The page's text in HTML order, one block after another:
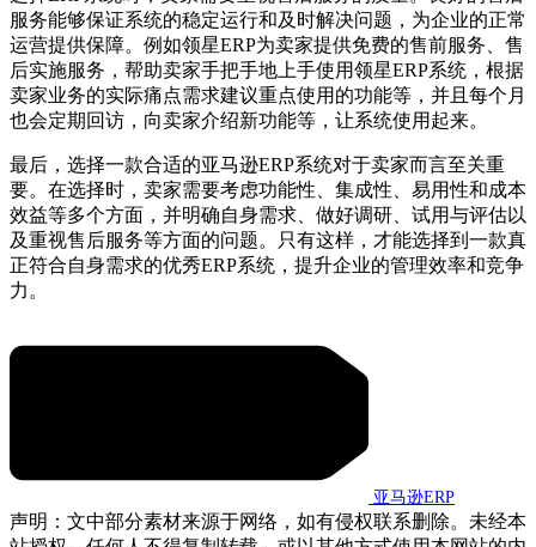
服务能够保证系统的稳定运行和及时解决问题，为企业的正常
运营提供保障。例如领星ERP为卖家提供免费的售前服务、售
后实施服务，帮助卖家手把手地上手使用领星ERP系统，根据
卖家业务的实际痛点需求建议重点使用的功能等，并且每个月
也会定期回访，向卖家介绍新功能等，让系统使用起来。
最后，选择一款合适的亚马逊ERP系统对于卖家而言至关重
要。在选择时，卖家需要考虑功能性、集成性、易用性和成本
效益等多个方面，并明确自身需求、做好调研、试用与评估以
及重视售后服务等方面的问题。只有这样，才能选择到一款真
正符合自身需求的优秀ERP系统，提升企业的管理效率和竞争
力。
亚马逊ERP
声明：文中部分素材来源于网络，如有侵权联系删除。未经本